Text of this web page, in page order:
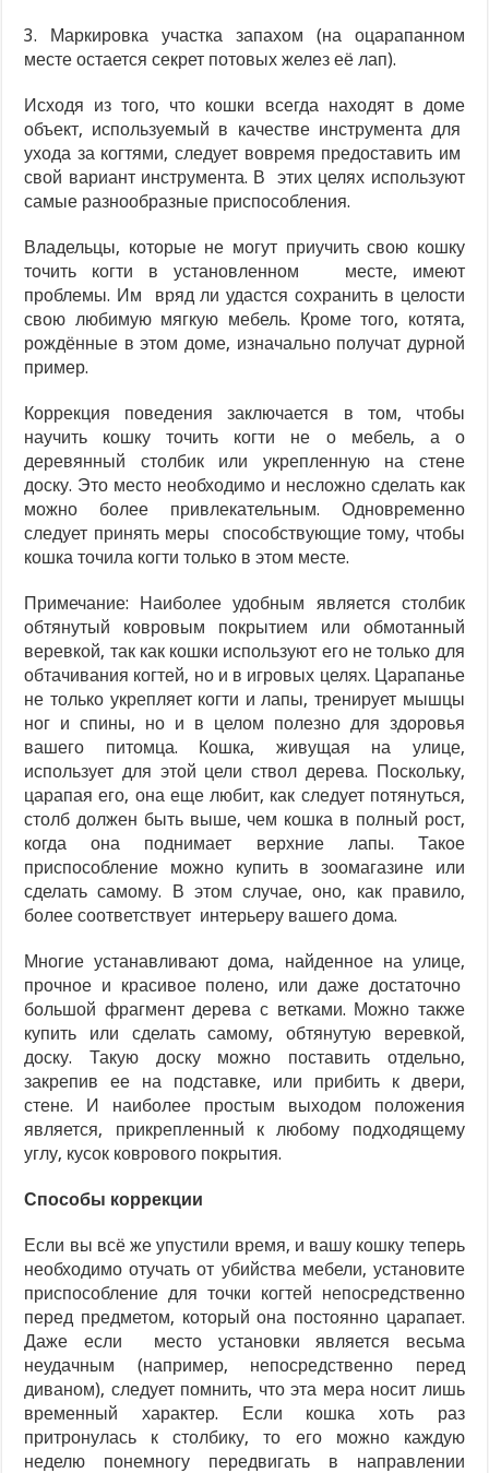
3. Маркировка участка запахом (на оцарапанном
месте остается секрет потовых желез её лап).
Исходя из того, что кошки всегда находят в доме
объект, используемый в качестве инструмента для
ухода за когтями, следует вовремя предоставить им
свой вариант инструмента. В этих целях используют
самые разнообразные приспособления.
Владельцы, которые не могут приучить свою кошку
точить когти в установленном месте, имеют
проблемы. Им вряд ли удастся сохранить в целости
свою любимую мягкую мебель. Кроме того, котята,
рождённые в этом доме, изначально получат дурной
пример.
Коррекция поведения заключается в том, чтобы
научить кошку точить когти не о мебель, а о
деревянный столбик или укрепленную на стене
доску. Это место необходимо и несложно сделать как
можно более привлекательным. Одновременно
следует принять меры способствующие тому, чтобы
кошка точила когти только в этом месте.
Примечание: Наиболее удобным является столбик
обтянутый ковровым покрытием или обмотанный
веревкой, так как кошки используют его не только для
обтачивания когтей, но и в игровых целях. Царапанье
не только укрепляет когти и лапы, тренирует мышцы
ног и спины, но и в целом полезно для здоровья
вашего питомца. Кошка, живущая на улице,
использует для этой цели ствол дерева. Поскольку,
царапая его, она еще любит, как следует потянуться,
столб должен быть выше, чем кошка в полный рост,
когда она поднимает верхние лапы. Такое
приспособление можно купить в зоомагазине или
сделать самому. В этом случае, оно, как правило,
более соответствует интерьеру вашего дома.
Многие устанавливают дома, найденное на улице,
прочное и красивое полено, или даже достаточно
большой фрагмент дерева с ветками. Можно также
купить или сделать самому, обтянутую веревкой,
доску. Такую доску можно поставить отдельно,
закрепив ее на подставке, или прибить к двери,
стене. И наиболее простым выходом положения
является, прикрепленный к любому подходящему
углу, кусок коврового покрытия.
Способы коррекции
Если вы всё же упустили время, и вашу кошку теперь
необходимо отучать от убийства мебели, установите
приспособление для точки когтей непосредственно
перед предметом, который она постоянно царапает.
Даже если место установки является весьма
неудачным (например, непосредственно перед
диваном), следует помнить, что эта мера носит лишь
временный характер. Если кошка хоть раз
притронулась к столбику, то его можно каждую
неделю понемногу передвигать в направлении